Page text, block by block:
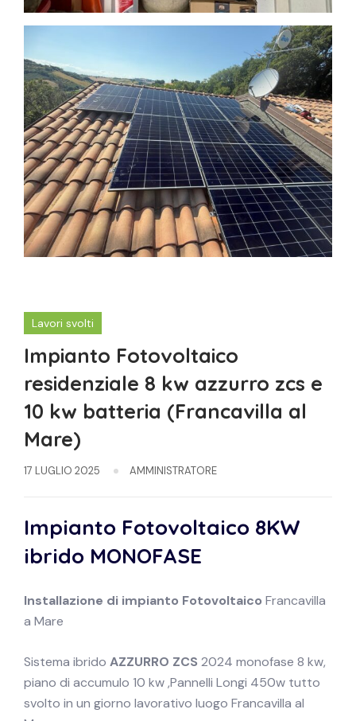
Lavori svolti
Impianto Fotovoltaico
residenziale 8 kw azzurro zcs e
10 kw batteria (Francavilla al
Mare)
17 LUGLIO 2025 AMMINISTRATORE
Impianto Fotovoltaico 8KW
ibrido MONOFASE
Installazione di impianto Fotovoltaico Francavilla
a Mare
Sistema ibrido AZZURRO ZCS 2024 monofase 8 kw,
piano di accumulo 10 kw ,Pannelli Longi 450w tutto
svolto in un giorno lavorativo luogo Francavilla al